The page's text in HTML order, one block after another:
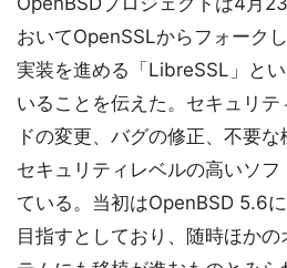
おいてOpenSSLからフォーク
実装を進める「LibreSSL」と
いることを伝えた。セキュリ
ドの変更、バグの修正、不要
セキュリティレベルの高いソ
ている。当初はOpenBSD 5.6
目指すとしており、随時ほか